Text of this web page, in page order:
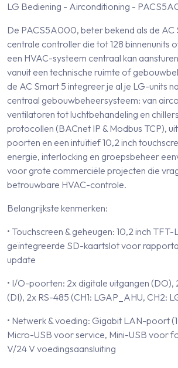
LG Bediening - Airconditioning -
De PACS5A000, beter bekend als de AC
centrale controller die tot 128 binnenunits
een HVAC-systeem centraal kan
vanuit een technische ruimte of
de AC Smart 5 integreer je al je LG-units
centraal gebouwbeheersysteem: van
ventilatoren tot luchtbehandeling en
protocollen (BACnet IP & Modbus TCP),
poorten en een intuïtief 10,2 inch
energie, interlocking en groepsbeheer
voor grote commerciële projecten die
betrouwbare HVAC-controle.
Belangrijkste kenmerken:
• Touchscreen & geheugen: 10,2 inch
geïntegreerde SD-kaartslot voor
update
• I/O-poorten: 2x digitale uitgangen (DO),
(DI), 2x RS-485 (CH1: LGAP_AHU, CH2:
• Netwerk & voeding: Gigabit LAN-poort
Micro-USB voor service, Mini-USB voor
V/24 V voedingsaansluiting